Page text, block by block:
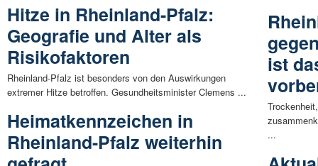
Hitze in Rheinland-Pfalz:
Geografie und Alter als
Risikofaktoren
Rheinland-Pfalz ist besonders von den Auswirkungen
extremer Hitze betroffen. Gesundheitsminister Clemens ...
Heimatkennzeichen in
Rheinland-Pfalz weiterhin
ist
...